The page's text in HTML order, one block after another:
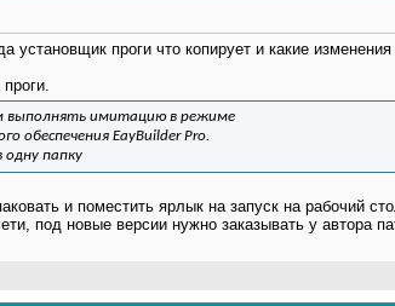
проги что копирует и какие изменения
выполнять имитацию в режиме
обеспечения EayBuilder Pro.
папку
и поместить ярлык на запуск на рабочий
под новые версии нужно заказывать у автора